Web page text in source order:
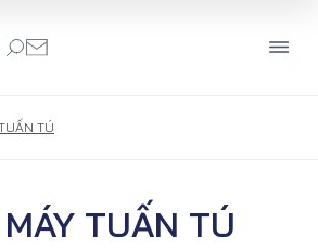
TÚ
TUẤN TÚ